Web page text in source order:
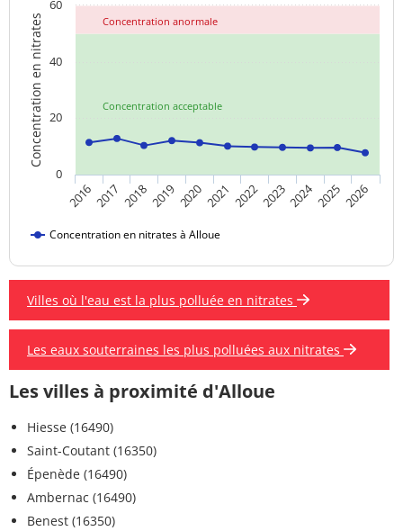
Concentration acceptable
Concentration anormale
Concentration en nitrates
Concentration en nitrates à Alloue
20162017 2018201920202021 20222023202420252026
0
20
40
60
Villes où l'eau est la plus polluée en nitrates
Les eaux souterraines les plus polluées aux nitrates
Les villes à proximité d'Alloue
Hiesse (16490)
Saint-Coutant (16350)
Épenède (16490)
Ambernac (16490)
Benest (16350)